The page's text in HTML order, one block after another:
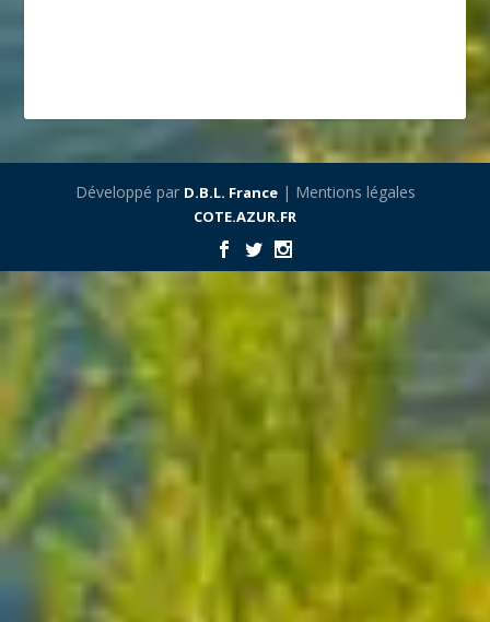
Développé par D.B.L. France| Mentions légales
COTE.AZUR.FR